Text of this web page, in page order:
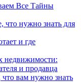
Все Тайны
что нужно знать для
и где
недвижимости:
и продавца
вам нужно знать